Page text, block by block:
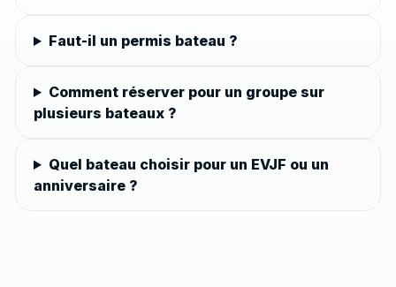
Faut-il un permis bateau ?
Comment réserver pour un groupe sur
plusieurs bateaux ?
Quel bateau choisir pour un EVJF ou un
anniversaire ?